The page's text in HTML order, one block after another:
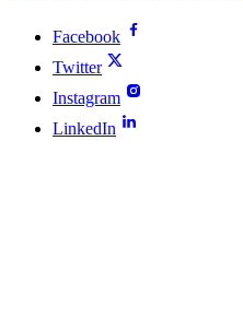
Facebook
Twitter
Instagram
LinkedIn